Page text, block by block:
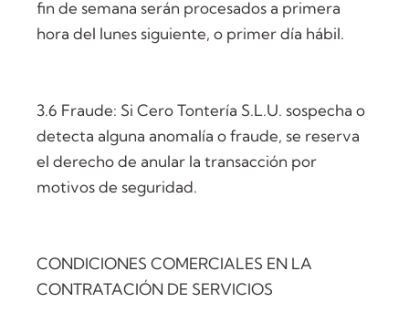
fin de semana serán procesados a primera
hora del lunes siguiente, o primer día hábil.
3.6 Fraude: Si Cero Tontería S.L.U. sospecha o
detecta alguna anomalía o fraude, se reserva
el derecho de anular la transacción por
motivos de seguridad.
CONDICIONES COMERCIALES EN LA
CONTRATACIÓN DE SERVICIOS